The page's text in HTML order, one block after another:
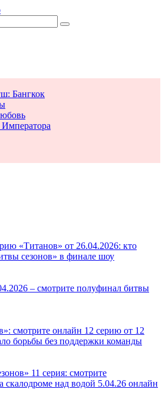
Бангкок
«Титанов» от 26.04.2026: кто
сезонов» в финале шоу
– смотрите полуфинал битвы
смотрите онлайн 12 серию от 12
борьбы без поддержки команды
11 серия: смотрите
скалодроме над водой 5.04.26 онлайн